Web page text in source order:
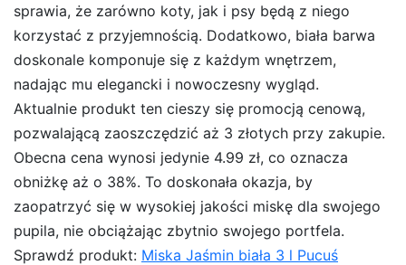
sprawia, że zarówno koty, jak i psy będą z niego
korzystać z przyjemnością. Dodatkowo, biała barwa
doskonale komponuje się z każdym wnętrzem,
nadając mu elegancki i nowoczesny wygląd.
Aktualnie produkt ten cieszy się promocją cenową,
pozwalającą zaoszczędzić aż 3 złotych przy zakupie.
Obecna cena wynosi jedynie 4.99 zł, co oznacza
obniżkę aż o 38%. To doskonała okazja, by
zaopatrzyć się w wysokiej jakości miskę dla swojego
pupila, nie obciążając zbytnio swojego portfela.
Sprawdź produkt: Miska Jaśmin biała 3 l Pucuś